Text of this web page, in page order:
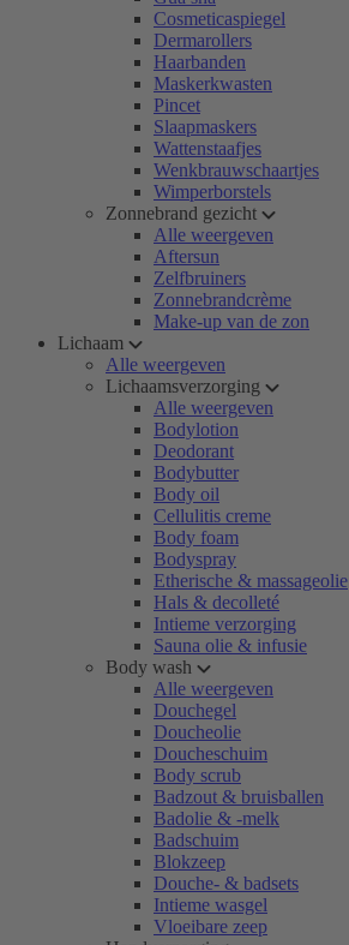
Cosmeticaspiegel
Dermarollers
Haarbanden
Maskerkwasten
Pincet
Slaapmaskers
Wattenstaafjes
Wenkbrauwschaartjes
Wimperborstels
Zonnebrand gezicht
Alle weergeven
Aftersun
Zelfbruiners
Zonnebrandcrème
Make-up van de zon
Lichaam
Alle weergeven
Lichaamsverzorging
Alle weergeven
Bodylotion
Deodorant
Bodybutter
Body oil
Cellulitis creme
Body foam
Bodyspray
Etherische & massageolie
Hals & decolleté
Intieme verzorging
Sauna olie & infusie
Body wash
Alle weergeven
Douchegel
Doucheolie
Doucheschuim
Body scrub
Badzout & bruisballen
Badolie & -melk
Badschuim
Blokzeep
Douche- & badsets
Intieme wasgel
Vloeibare zeep